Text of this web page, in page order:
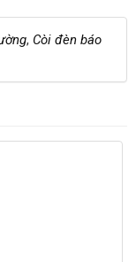
, Còi đèn báo